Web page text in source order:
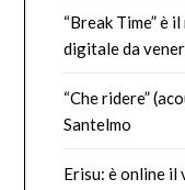
“Break Time” è
digitale da
“Che ridere”
Santelmo
Erisu: è online il